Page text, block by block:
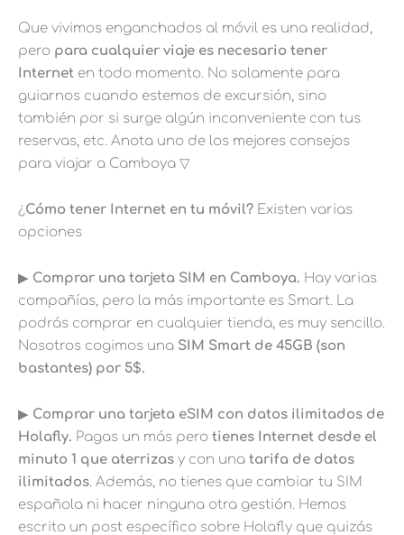
Que vivimos enganchados al móvil es una realidad,
pero para cualquier viaje es necesario tener
Internet en todo momento. No solamente para
guiarnos cuando estemos de excursión, sino
también por si surge algún inconveniente con tus
reservas, etc. Anota uno de los mejores consejos
para viajar a Camboya ▽
¿Cómo tener Internet en tu móvil? Existen varias
opciones
▶︎ Comprar una tarjeta SIM en Camboya. Hay varias
compañías, pero la más importante es Smart. La
podrás comprar en cualquier tienda, es muy sencillo.
Nosotros cogimos una SIM Smart de 45GB (son
bastantes) por 5$.
▶︎ Comprar una tarjeta eSIM con datos ilimitados de
Holafly. Pagas un más pero tienes Internet desde el
minuto 1 que aterrizas y con una tarifa de datos
ilimitados. Además, no tienes que cambiar tu SIM
española ni hacer ninguna otra gestión. Hemos
escrito un post específico sobre Holafly que quizás